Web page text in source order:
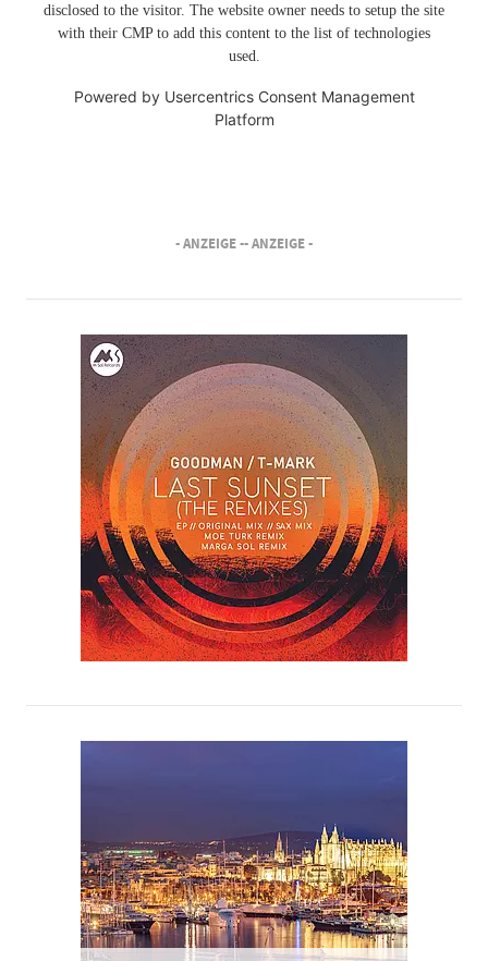
disclosed to the visitor. The website owner needs to setup the site
with their CMP to add this content to the list of technologies
used.
Powered by Usercentrics Consent Management
Platform
- ANZEIGE -- ANZEIGE -